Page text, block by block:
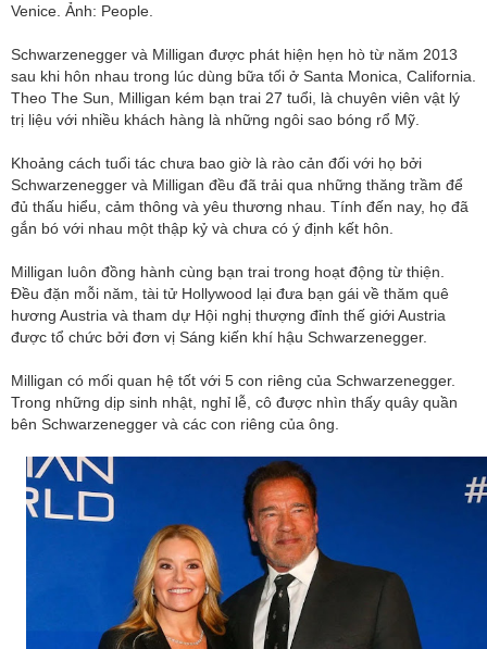
Venice. Ảnh: People.
Schwarzenegger và Milligan được phát hiện hẹn hò từ năm 2013
sau khi hôn nhau trong lúc dùng bữa tối ở Santa Monica, California.
Theo The Sun, Milligan kém bạn trai 27 tuổi, là chuyên viên vật lý
trị liệu với nhiều khách hàng là những ngôi sao bóng rổ Mỹ.
Khoảng cách tuổi tác chưa bao giờ là rào cản đối với họ bởi
Schwarzenegger và Milligan đều đã trải qua những thăng trầm để
đủ thấu hiểu, cảm thông và yêu thương nhau. Tính đến nay, họ đã
gắn bó với nhau một thập kỷ và chưa có ý định kết hôn.
Milligan luôn đồng hành cùng bạn trai trong hoạt động từ thiện.
Đều đặn mỗi năm, tài tử Hollywood lại đưa bạn gái về thăm quê
hương Austria và tham dự Hội nghị thượng đỉnh thế giới Austria
được tổ chức bởi đơn vị Sáng kiến ​​khí hậu Schwarzenegger.
Milligan có mối quan hệ tốt với 5 con riêng của Schwarzenegger.
Trong những dịp sinh nhật, nghỉ lễ, cô được nhìn thấy quây quần
bên Schwarzenegger và các con riêng của ông.